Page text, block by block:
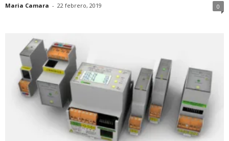
Maria Camara - 22 febrero, 2019 0